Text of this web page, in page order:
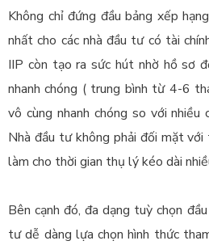
Không chỉ đứng đầu bảng xếp
nhất cho các nhà đầu tư có tài
IIP còn tạo ra sức hút nhờ hồ sơ
nhanh chóng ( trung bình từ 4-6
vô cùng nhanh chóng so với nhiều
Nhà đầu tư không phải đối mặt
làm cho thời gian thụ lý kéo dài
Bên cạnh đó, đa dạng tuỳ chọn
tư dễ dàng lựa chọn hình thức